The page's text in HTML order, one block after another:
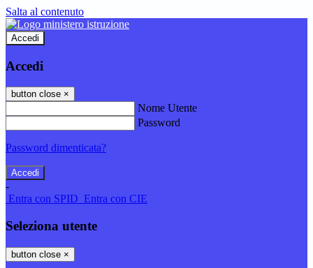
Salta al contenuto
Accedi
Accedi
button close ×
Nome Utente
Password
Password dimenticata?
-
Entra con SPID Entra con CIE
Seleziona utente
button close ×